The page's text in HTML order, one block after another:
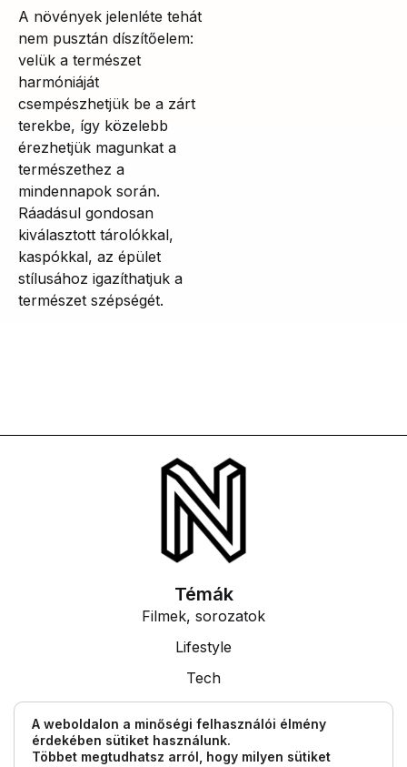
A növények jelenléte tehát
nem pusztán díszítőelem:
velük a természet
harmóniáját
csempészhetjük be a zárt
terekbe, így közelebb
érezhetjük magunkat a
természethez a
mindennapok során.
Ráadásul gondosan
kiválasztott tárolókkal,
kaspókkal, az épület
stílusához igazíthatjuk a
természet szépségét.
Témák
Filmek, sorozatok
Lifestyle
Tech
Egyéb információk
A weboldalon a minőségi felhasználói élmény
érdekében sütiket használunk.
Többet megtudhatsz arról, hogy milyen sütiket